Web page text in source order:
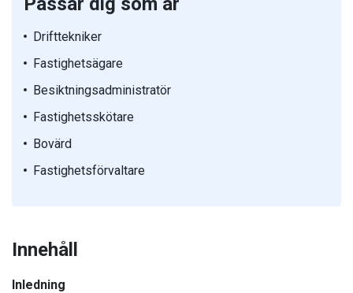
Drifttekniker
Fastighetsägare
Besiktningsadministratör
Fastighetsskötare
Bovärd
Fastighetsförvaltare
Innehåll
Inledning